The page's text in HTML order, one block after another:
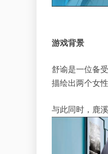
游戏背景
舒谕是一位备
描绘出两个女
与此同时，鹿